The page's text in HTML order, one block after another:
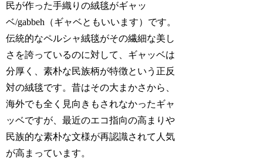
民が作った手織りの絨毯がギャッ
ベ/gabbeh（ギャベともいいます）です。
伝統的なペルシャ絨毯がその繊細な美し
さを誇っているのに対して、ギャッベは
分厚く、素朴な民族柄が特徴という正反
対の絨毯です。昔はその大まかさから、
海外でも全く見向きもされなかったギャ
ッベですが、最近のエコ指向の高まりや
民族的な素朴な文様が再認識されて人気
が高まっています。